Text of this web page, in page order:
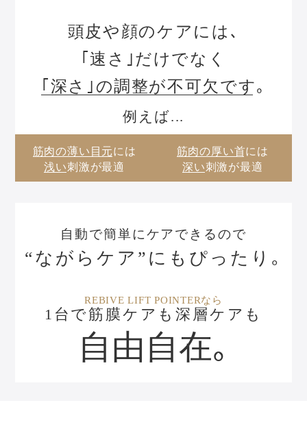
頭皮や顔のケアには､
｢速さ｣だけでなく
｢深さ｣の調整が不可欠です｡
例えば...
筋肉の薄い目元には
浅い刺激が最適
筋肉の厚い首には
深い刺激が最適
自動で簡単にケアできるので
“ながらケア”にもぴったり｡
REBIVE LIFT POINTERなら
1台で筋膜ケアも深層ケアも
自由自在｡